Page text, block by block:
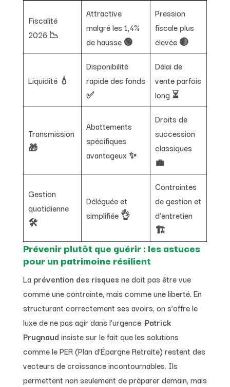
Fiscalité
2026 📉
Attractive
malgré les 1,4%
de hausse 🟢
Pression
fiscale plus
élevée 🔴
Liquidité 💧
Disponibilité
rapide des fonds
✅
Délai de
vente parfois
long ⏳
Transmission
🎁
Abattements
spécifiques
avantageux ✨
Droits de
succession
classiques
💼
Gestion
quotidienne
🛠️
Déléguée et
simplifiée 👌
Contraintes
de gestion et
d’entretien
🏗️
Prévenir plutôt que guérir : les astuces
pour un patrimoine résilient
La prévention des risques ne doit pas être vue
comme une contrainte, mais comme une liberté. En
structurant correctement ses avoirs, on s’offre le
luxe de ne pas agir dans l’urgence. Patrick
Prugnaud insiste sur le fait que les solutions
comme le PER (Plan d’Épargne Retraite) restent des
vecteurs de croissance incontournables. Ils
permettent non seulement de préparer demain, mais